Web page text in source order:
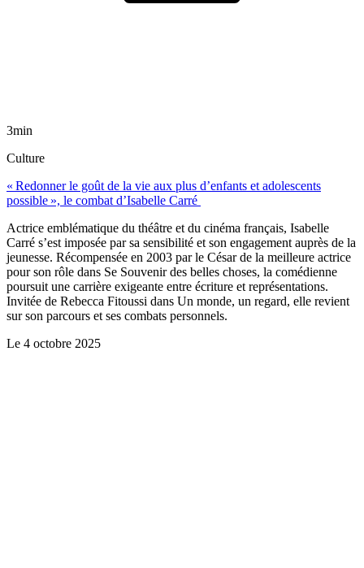
3min
Culture
« Redonner le goût de la vie aux plus d’enfants et adolescents
possible », le combat d’Isabelle Carré
Actrice emblématique du théâtre et du cinéma français, Isabelle
Carré s’est imposée par sa sensibilité et son engagement auprès de la
jeunesse. Récompensée en 2003 par le César de la meilleure actrice
pour son rôle dans Se Souvenir des belles choses, la comédienne
poursuit une carrière exigeante entre écriture et représentations.
Invitée de Rebecca Fitoussi dans Un monde, un regard, elle revient
sur son parcours et ses combats personnels.
Le 4 octobre 2025